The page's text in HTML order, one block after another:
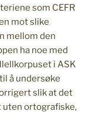
som CEFR
mot slike
mellom den
ha noe med
i ASK
å undersøke
slik at det
ortografiske,